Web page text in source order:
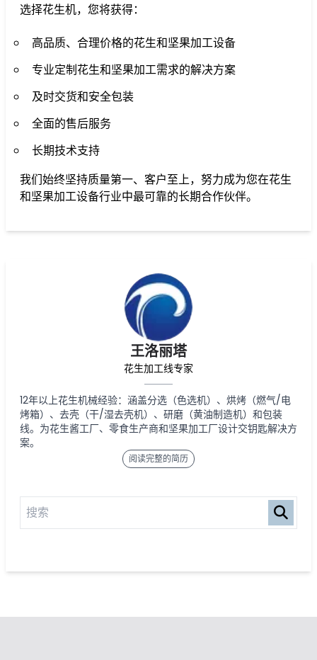
王洛丽塔
花生加工线专家
12年以上花生机械经验：涵盖分选（色选机）、烘烤（燃气/电
烤箱）、去壳（干/湿去壳机）、研磨（黄油制造机）和包装
线。为花生酱工厂、零食生产商和坚果加工厂设计交钥匙解决方
案。
阅读完整的简历
选择花生机，您将获得：
高品质、合理价格的花生和坚果加工设备
专业定制花生和坚果加工需求的解决方案
及时交货和安全包装
全面的售后服务
长期技术支持
我们始终坚持质量第一、客户至上，努力成为您在花生
和坚果加工设备行业中最可靠的长期合作伙伴。